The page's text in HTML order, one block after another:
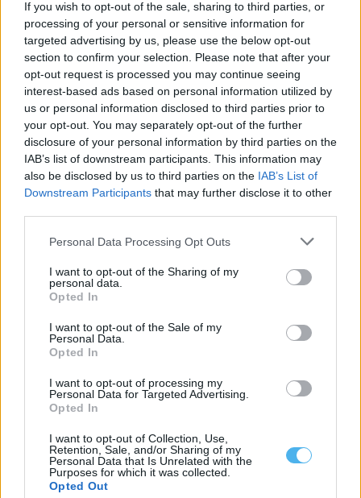
If you wish to opt-out of the sale, sharing to third parties, or
processing of your personal or sensitive information for
targeted advertising by us, please use the below opt-out
section to confirm your selection. Please note that after your
opt-out request is processed you may continue seeing
interest-based ads based on personal information utilized by
us or personal information disclosed to third parties prior to
your opt-out. You may separately opt-out of the further
disclosure of your personal information by third parties on the
IAB’s list of downstream participants. This information may
also be disclosed by us to third parties on the IAB’s List of
Downstream Participants that may further disclose it to other
Personal Data Processing Opt Outs
I want to opt-out of the Sharing of my
personal data.
Opted In
I want to opt-out of the Sale of my
Personal Data.
Opted In
I want to opt-out of processing my
Personal Data for Targeted Advertising.
Opted In
I want to opt-out of Collection, Use,
Retention, Sale, and/or Sharing of my
Personal Data that Is Unrelated with the
Purposes for which it was collected.
Opted Out
(EDIA) lançou um concurso público, com...
31 Julho, 2026 - 18:02
Ourique recebe viatura elétrica de cerca de 100m€ para
recolha de recicláveis no setor HORECA
O Município de Ourique recebeu uma viatura 100% elétrica
destinada à recolha porta-a-porta de...
31 Julho, 2026 - 07:00